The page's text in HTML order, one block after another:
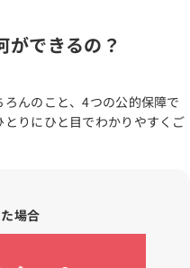
ができるの？
んのこと、4つの公的保障で
りにひと目でわかりやすくご
場合